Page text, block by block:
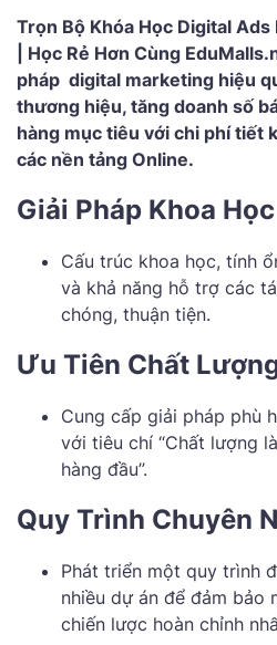
Trọn Bộ Khóa Học Digital
| Học Rẻ Hơn Cùng
pháp digital marketing hiệu
thương hiệu, tăng doanh số
hàng mục tiêu với chi phí tiết
các nền tảng Online.
Giải Pháp Khoa Học
Cấu trúc khoa học, tính
và khả năng hỗ trợ các
chóng, thuận tiện.
Ưu Tiên Chất
Cung cấp giải pháp phù
với tiêu chí “Chất lượng
hàng đầu”.
Quy Trình Chuyên
Phát triển một quy trình
nhiều dự án để đảm bảo
chiến lược hoàn chỉnh